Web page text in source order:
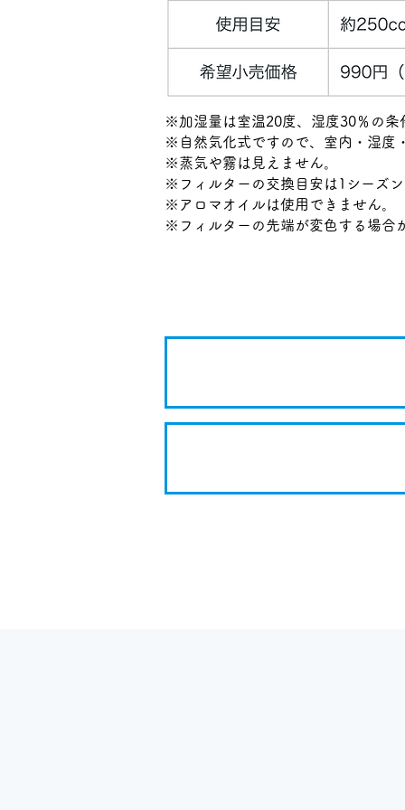
※加湿量は室温20度、湿度30％の
※自然気化式ですので、室内・湿度
※蒸気や霧は見えません。
※フィルターの交換目安は1シーズ
※アロマオイルは使用できません。
※フィルターの先端が変色する場合